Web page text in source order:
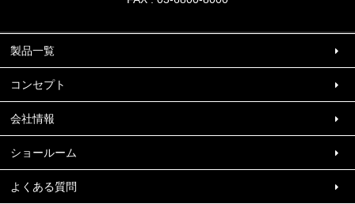
製品一覧
コンセプト
会社情報
ショールーム
よくある質問